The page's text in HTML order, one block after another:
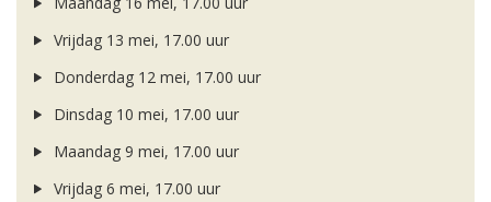
Vrijdag 13 mei, 17.00 uur
Donderdag 12 mei, 17.00 uur
Dinsdag 10 mei, 17.00 uur
Maandag 9 mei, 17.00 uur
Vrijdag 6 mei, 17.00 uur